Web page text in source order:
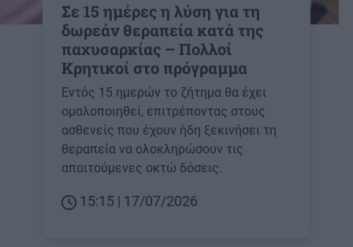
Σε 15 ημέρες η λύση για τη
δωρεάν θεραπεία κατά της
παχυσαρκίας – Πολλοί
Κρητικοί στο πρόγραμμα
Eντός 15 ημερών το ζήτημα θα έχει
ομαλοποιηθεί, επιτρέποντας στους
ασθενείς που έχουν ήδη ξεκινήσει τη
θεραπεία να ολοκληρώσουν τις
απαιτούμενες οκτώ δόσεις.
15:15 | 17/07/2026